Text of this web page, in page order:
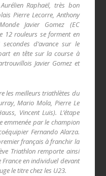
Raphaël, très bon
Pierre Lecorre, Anthony
Javier Gomez (EC
12 rouleurs se forment en
d’avance sur le
en tête sur la course à
Javier Gomez et
les meilleurs triathlètes du
Mario Mola, Pierre Le
Vincent Luis). L’étape
emmenée par le champion
Fernando Alarza.
français à franchir la
Triathlon remporte ainsi
en individuel devant
le titre chez les U23.